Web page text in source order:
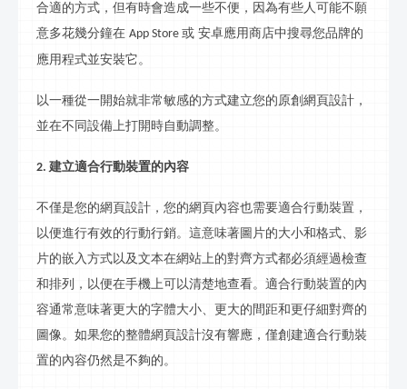
合適的方式，但有時會造成一些不便，因為有些人可能不願
意多花幾分鐘在 App Store 或 安卓應用商店中搜尋您品牌的
應用程式並安裝它。
以一種從一開始就非常敏感的方式建立您的原創網頁設計，
並在不同設備上打開時自動調整。
2. 建立適合行動裝置的內容
不僅是您的網頁設計，您的網頁內容也需要適合行動裝置，
以便進行有效的行動行銷。這意味著圖片的大小和格式、 影
片的嵌入方式以及文本在網站上的對齊方式都必須經過檢查
和排列，以便在手機上可以清楚地查看。適合行動裝置的內
容通常意味著更大的字體大小、更大的間距和更仔細對齊的
圖像。如果您的整體網頁設計沒有響應，僅創建適合行動裝
置的內容仍然是不夠的。